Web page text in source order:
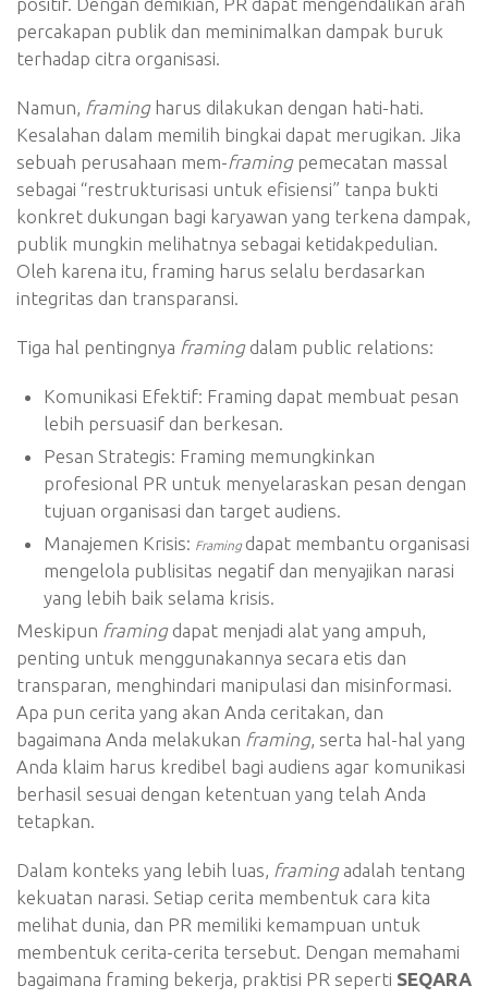
percakapan publik dan meminimalkan dampak buruk
terhadap citra organisasi.
Namun, framing harus dilakukan dengan hati-hati.
Kesalahan dalam memilih bingkai dapat merugikan. Jika
sebuah perusahaan mem-framing pemecatan massal
sebagai “restrukturisasi untuk efisiensi” tanpa bukti
konkret dukungan bagi karyawan yang terkena dampak,
publik mungkin melihatnya sebagai ketidakpedulian.
Oleh karena itu, framing harus selalu berdasarkan
integritas dan transparansi.
Tiga hal pentingnya framing dalam public relations:
Komunikasi Efektif: Framing dapat membuat pesan
lebih persuasif dan berkesan.
Pesan Strategis: Framing memungkinkan
profesional PR untuk menyelaraskan pesan dengan
tujuan organisasi dan target audiens.
Manajemen Krisis: Framing dapat membantu organisasi
mengelola publisitas negatif dan menyajikan narasi
yang lebih baik selama krisis.
Meskipun framing dapat menjadi alat yang ampuh,
penting untuk menggunakannya secara etis dan
transparan, menghindari manipulasi dan misinformasi.
Apa pun cerita yang akan Anda ceritakan, dan
bagaimana Anda melakukan framing, serta hal-hal yang
Anda klaim harus kredibel bagi audiens agar komunikasi
berhasil sesuai dengan ketentuan yang telah Anda
tetapkan.
Dalam konteks yang lebih luas, framing adalah tentang
kekuatan narasi. Setiap cerita membentuk cara kita
melihat dunia, dan PR memiliki kemampuan untuk
membentuk cerita-cerita tersebut. Dengan memahami
bagaimana framing bekerja, praktisi PR seperti SEQARA